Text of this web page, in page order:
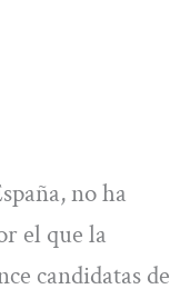
no ha
el que la
candidatas de